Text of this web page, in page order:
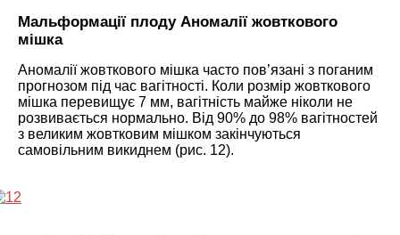
Мальформації плоду Аномалії жовткового
мішка
Аномалії жовткового мішка часто пов’язані з поганим
прогнозом під час вагітності. Коли розмір жовткового
мішка перевищує 7 мм, вагітність майже ніколи не
розвивається нормально. Від 90% до 98% вагітностей
з великим жовтковим мішком закінчуються
самовільним викиднем (рис. 12).